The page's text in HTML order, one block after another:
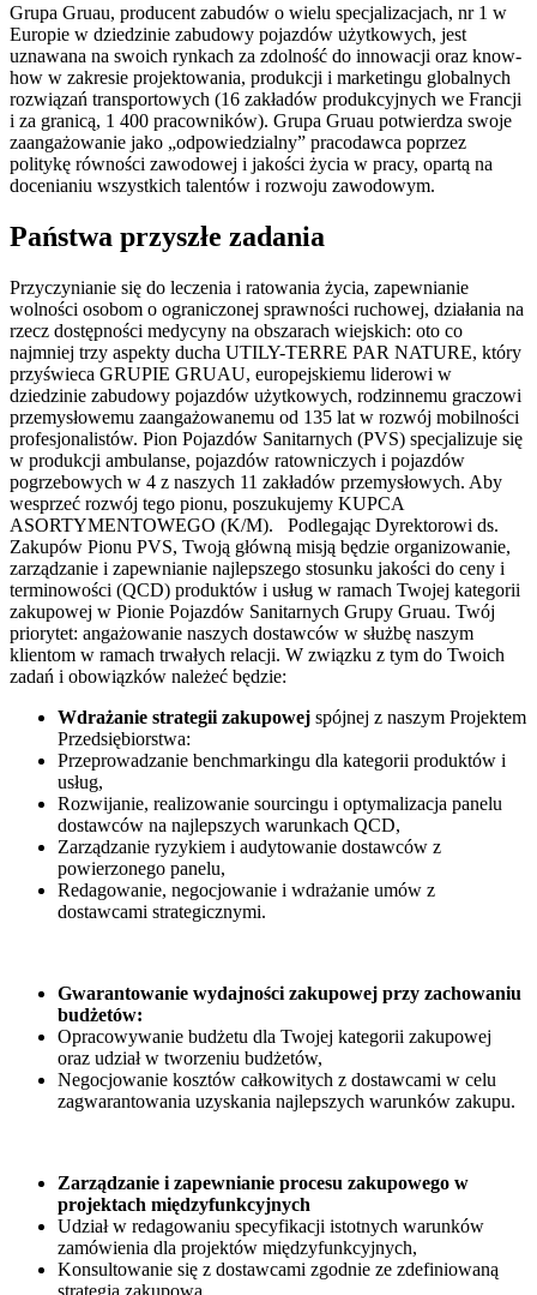
Grupa Gruau, producent zabudów o wielu specjalizacjach, nr 1 w
Europie w dziedzinie zabudowy pojazdów użytkowych, jest
uznawana na swoich rynkach za zdolność do innowacji oraz know-
how w zakresie projektowania, produkcji i marketingu globalnych
rozwiązań transportowych (16 zakładów produkcyjnych we Francji
i za granicą, 1 400 pracowników). Grupa Gruau potwierdza swoje
zaangażowanie jako „odpowiedzialny” pracodawca poprzez
politykę równości zawodowej i jakości życia w pracy, opartą na
docenianiu wszystkich talentów i rozwoju zawodowym.
Państwa przyszłe zadania
Przyczynianie się do leczenia i ratowania życia, zapewnianie
wolności osobom o ograniczonej sprawności ruchowej, działania na
rzecz dostępności medycyny na obszarach wiejskich: oto co
najmniej trzy aspekty ducha UTILY-TERRE PAR NATURE, który
przyświeca GRUPIE GRUAU, europejskiemu liderowi w
dziedzinie zabudowy pojazdów użytkowych, rodzinnemu graczowi
przemysłowemu zaangażowanemu od 135 lat w rozwój mobilności
profesjonalistów. Pion Pojazdów Sanitarnych (PVS) specjalizuje się
w produkcji ambulanse, pojazdów ratowniczych i pojazdów
pogrzebowych w 4 z naszych 11 zakładów przemysłowych. Aby
wesprzeć rozwój tego pionu, poszukujemy KUPCA
ASORTYMENTOWEGO (K/M). Podlegając Dyrektorowi ds.
Zakupów Pionu PVS, Twoją główną misją będzie organizowanie,
zarządzanie i zapewnianie najlepszego stosunku jakości do ceny i
terminowości (QCD) produktów i usług w ramach Twojej kategorii
zakupowej w Pionie Pojazdów Sanitarnych Grupy Gruau. Twój
priorytet: angażowanie naszych dostawców w służbę naszym
klientom w ramach trwałych relacji. W związku z tym do Twoich
zadań i obowiązków należeć będzie:
Wdrażanie strategii zakupowej spójnej z naszym Projektem
Przedsiębiorstwa:
Przeprowadzanie benchmarkingu dla kategorii produktów i
usług,
Rozwijanie, realizowanie sourcingu i optymalizacja panelu
dostawców na najlepszych warunkach QCD,
Zarządzanie ryzykiem i audytowanie dostawców z
powierzonego panelu,
Redagowanie, negocjowanie i wdrażanie umów z
dostawcami strategicznymi.
Gwarantowanie wydajności zakupowej przy zachowaniu
budżetów:
Opracowywanie budżetu dla Twojej kategorii zakupowej
oraz udział w tworzeniu budżetów,
Negocjowanie kosztów całkowitych z dostawcami w celu
zagwarantowania uzyskania najlepszych warunków zakupu.
Zarządzanie i zapewnianie procesu zakupowego w
projektach międzyfunkcyjnych
Udział w redagowaniu specyfikacji istotnych warunków
zamówienia dla projektów międzyfunkcyjnych,
Konsultowanie się z dostawcami zgodnie ze zdefiniowaną
strategią zakupową,